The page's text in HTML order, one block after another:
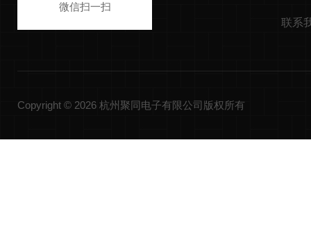
微信扫一扫
联系
Copyright © 2026 杭州聚同电子有限公司版权所有